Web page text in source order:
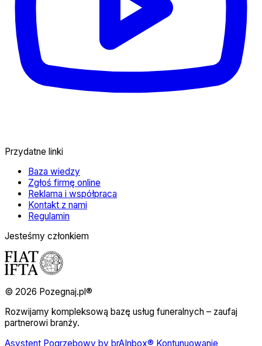
Przydatne linki
Baza wiedzy
Zgłoś firmę online
Reklama i współpraca
Kontakt z nami
Regulamin
Jesteśmy członkiem
© 2026 Pozegnaj.pl®
Rozwijamy kompleksową bazę usług funeralnych – zaufaj
partnerowi branży.
Asystent Pogrzebowy by brAInbox® Kontunuowanie